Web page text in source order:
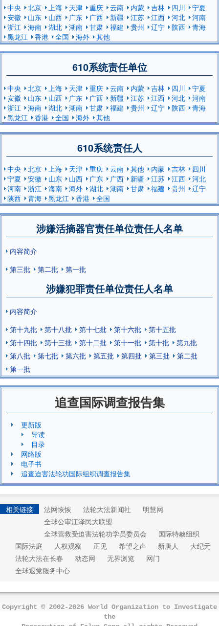
中央 北京 上海 天津 重庆 云南 内蒙 吉林 四川
宁夏
安徽
山东 山西 广东 广西 新疆 江苏 江西 河北
河南
浙江
海南 湖北 湖南 甘肃 福建 贵州 辽宁 陕西
青海
黑龙江
香港 全国 海外 其他
610系统责任单位
中央 北京 上海 天津 重庆 云南 内蒙 吉林 四川
宁夏
安徽
山东 山西 广东 广西 新疆 江苏 江西 河北
河南
浙江
海南 湖北 湖南 甘肃 福建 贵州 辽宁 陕西
青海
黑龙江
香港 全国 海外 其他
610系统责任人
中央 北京 上海 天津 重庆 云南 其他 内蒙 吉林
四川
宁夏
安徽 山东 山西 广东 广西 新疆 江苏 江西
河北
河南
浙江 海南 海外 湖北 湖南 甘肃 福建 贵州
辽宁
陕西
青海 黑龙江 香港 全国
涉嫌活摘器官责任单位责任人名单
内容简介
第三批
第二批 第一批
涉嫌犯罪责任单位责任人名单
内容简介
第十九批
第十八批 第十七批 第十六批
第十五批
第十四批
第十三批 第十二批 第十一批 第十批
第九批
第八批
第七批 第六批 第五批 第四批 第三批
第二批
第一批
追查国际调查报告集
更新版
导读
目录
网络版
电子书
追查迫害法轮功国际组织调查报告集
相关链接 法网恢恢 法轮大法新闻社
明慧网
全球公审江泽民大联盟
全球营救受迫害法轮功学员委员会
国际特赦组织
国际法庭
人权观察 正见 希望之声 新唐人
大纪元
法轮大法在长春
动态网 无界浏览
网门
全球退党服务中心
Copyright © 2002-2026 World Organization to Investigate
the